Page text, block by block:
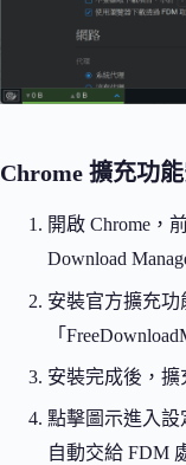
Chrome 擴充功
開啟 Chrome，
Download
安裝官方擴充
「
安裝完成後，
點擊圖示進入
自動交給 FDM